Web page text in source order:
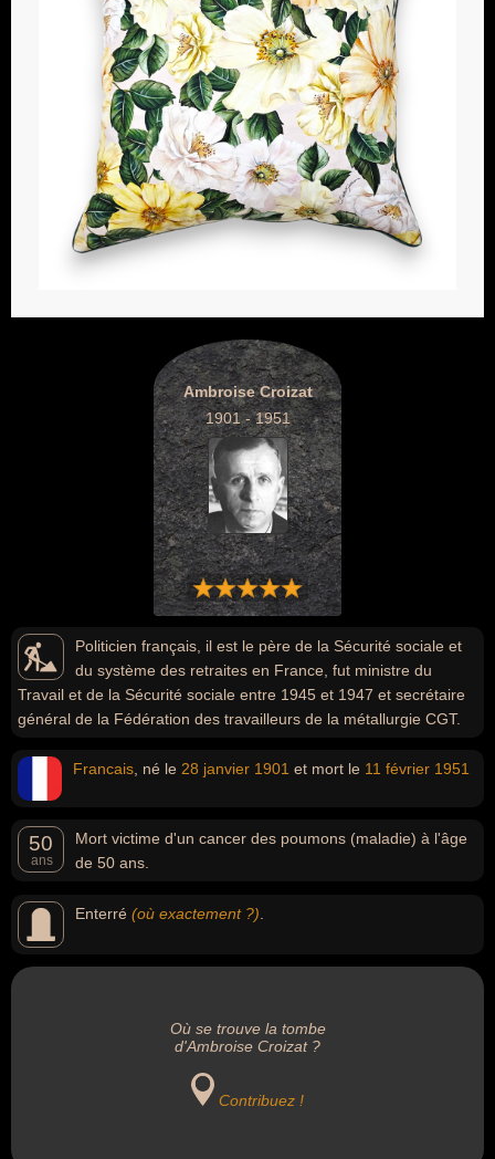
Ambroise Croizat
1901 - 1951
Politicien français, il est le père de la Sécurité sociale et
du système des retraites en France, fut ministre du
Travail et de la Sécurité sociale entre 1945 et 1947 et secrétaire
général de la Fédération des travailleurs de la métallurgie CGT.
Francais , né le 28 janvier 1901 et mort le 11 février 1951
50
ans
Mort victime d'un cancer des poumons (maladie) à l'âge
de 50 ans.
Enterré (où exactement ?)
Où se trouve la tombe
d'Ambroise Croizat ?
Contribuez !